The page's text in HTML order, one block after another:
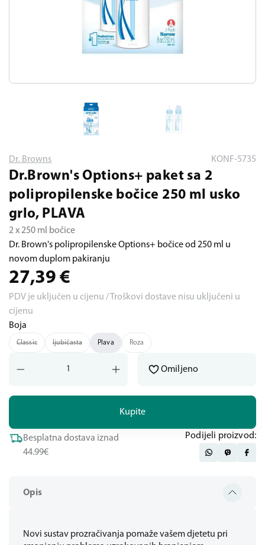
Opis
Novi sustav prozračivanja pomaže vašem djetetu pri
Dr. Browns KONF-5735
Dr.Brown's Options+ paket sa 2
polipropilenske bočice 250 ml usko
grlo, PLAVA
2 x 250 ml bočice
Dr. Brown's polipropilenske Options+ bočice od 250 ml u
novom duplom pakiranju
27,39 €
PDV je uključen u cijenu / Troškovi dostave nisu uključeni u
cijenu
Boja
Classic ljubičasta Plava Roza
Kupite
Omiljeno
Besplatna dostava iznad
44.99€
Podijeli proizvod: